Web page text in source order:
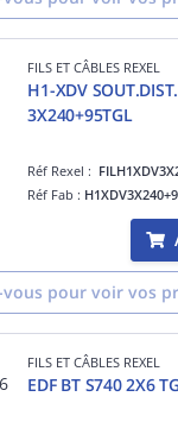
FILS ET CÂBLES REXEL
H1-XDV
3X240+95TGL
Réf Rexel :
Réf Fab :
vous pour voir vos
FILS ET CÂBLES REXEL
EDF BT S740 2X6